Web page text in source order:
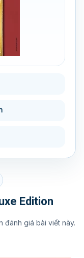
Edition
đánh giá bài viết này.